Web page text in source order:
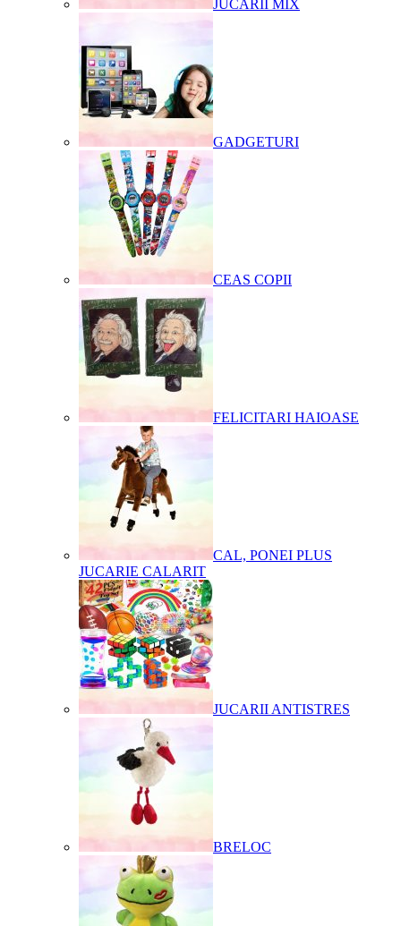
JUCARII MIX
GADGETURI
CEAS COPII
FELICITARI HAIOASE
CAL, PONEI PLUS
JUCARIE CALARIT
JUCARII ANTISTRES
BRELOC